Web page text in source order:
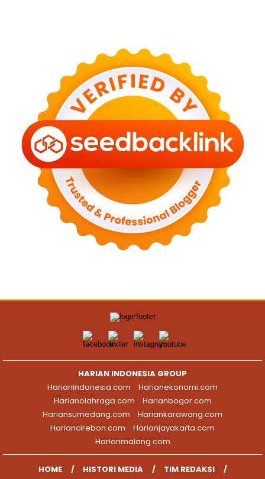
HARIAN INDONESIA GROUP
Harianindonesia.com
Harianekonomi.com
Harianolahraga.com
Harianbogor.com
Hariansumedang.com
Hariankarawang.com
Hariancirebon.com
Harianjayakarta.com
Harianmalang.com
HOME HISTORI MEDIA TIM REDAKSI